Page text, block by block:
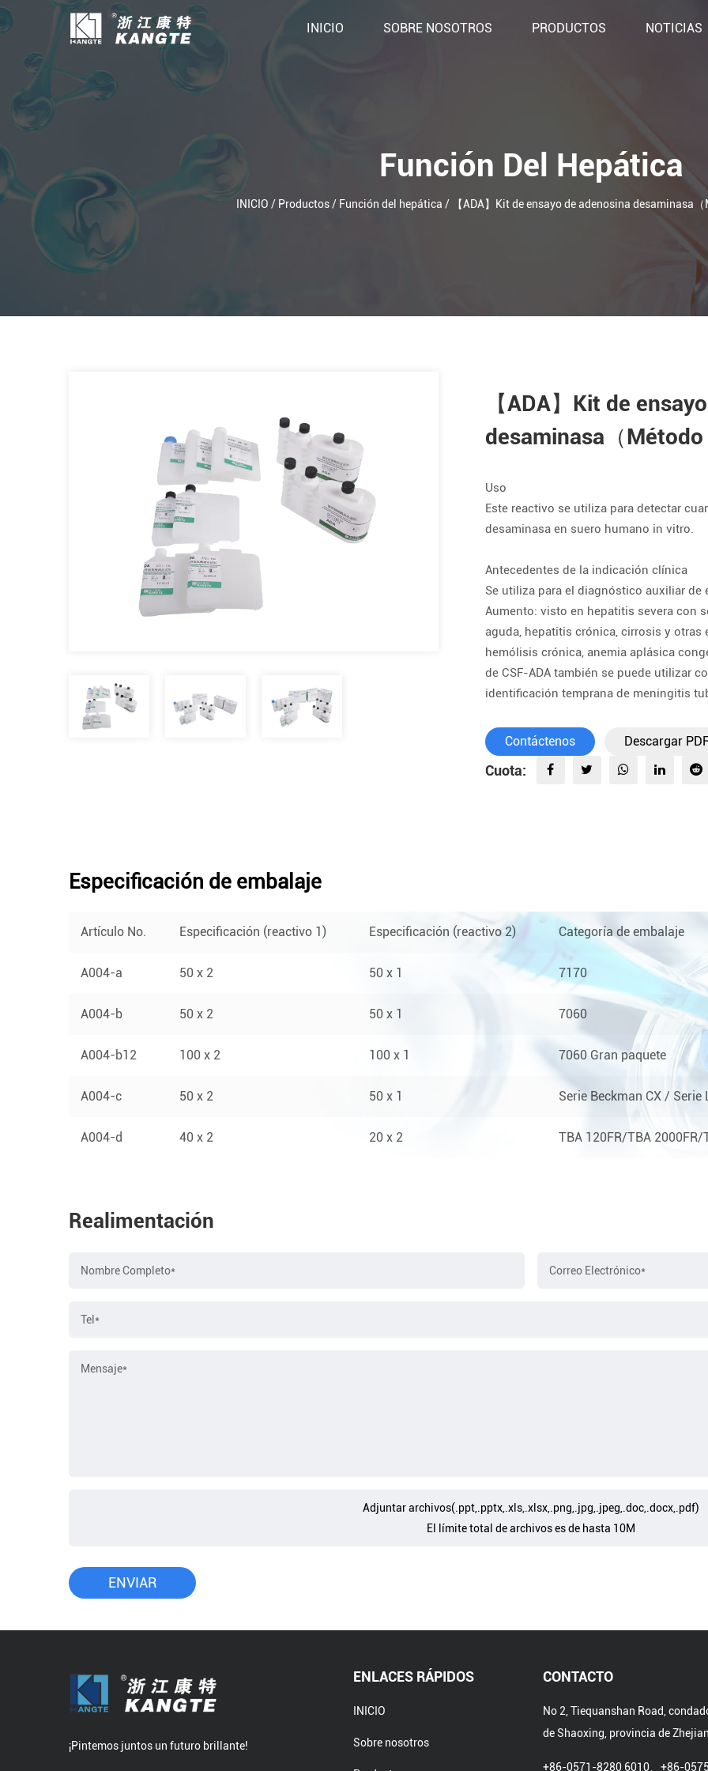
INICIO SOBRE NOSOTROS PRODUCTOS NOTICIAS
Función Del Hepática
INICIO / Productos/ Función del hepática / 【ADA】Kit de ensayo de adenosina desaminasa
【ADA】Kit de
desaminasa（
Uso
Este reactivo se utiliza para detectar
desaminasa en suero humano in vitro.
Antecedentes de la indicación clínica
Se utiliza para el diagnóstico auxiliar
Aumento: visto en hepatitis severa con
aguda, hepatitis crónica, cirrosis y otras
hemólisis crónica, anemia aplásica
de CSF-ADA también se puede utilizar
identificación temprana de meningitis
Contáctenos Descargar
Cuota:
Especificación de embalaje
Artículo No. Especificación (reactivo 1) Especificación (reactivo 2) Categoría de embalaje
A004-a 50 x 2 50 x 1 7170
A004-b 50 x 2 50 x 1 7060
A004-b12 100 x 2 100 x 1 7060 Gran paquete
A004-c 50 x 2 50 x 1 Serie Beckman CX / Serie
A004-d 40 x 2 20 x 2 TBA 120FR/TBA 2000FR/
Realimentación
Adjuntar archivos(.ppt,.pptx,.xls,.xlsx,.png,.jpg,.jpeg,.doc,.docx,.pdf)
El límite total de archivos es de hasta 10M
¡Pintemos juntos un futuro brillante!
ENLACES RÁPIDOS
INICIO
Sobre nosotros
CONTACTO
No 2, Tiequanshan Road,
de Shaoxing, provincia de
+86-0571-8280 6010、+86-